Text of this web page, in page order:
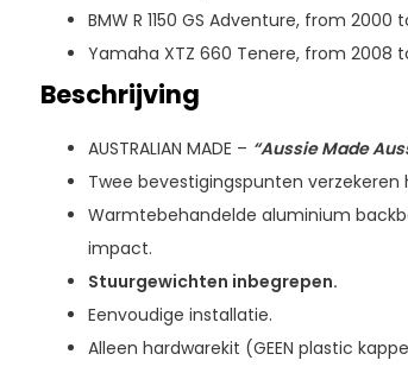
BMW R 1150 GS Adventure, from 2000
Yamaha XTZ 660 Tenere, from 2008
Beschrijving
AUSTRALIAN MADE – “Aussie Made
Twee bevestigingspunten
Warmtebehandelde aluminium
impact.
Stuurgewichten inbegrepen.
Eenvoudige installatie.
Alleen hardwarekit (GEEN plastic